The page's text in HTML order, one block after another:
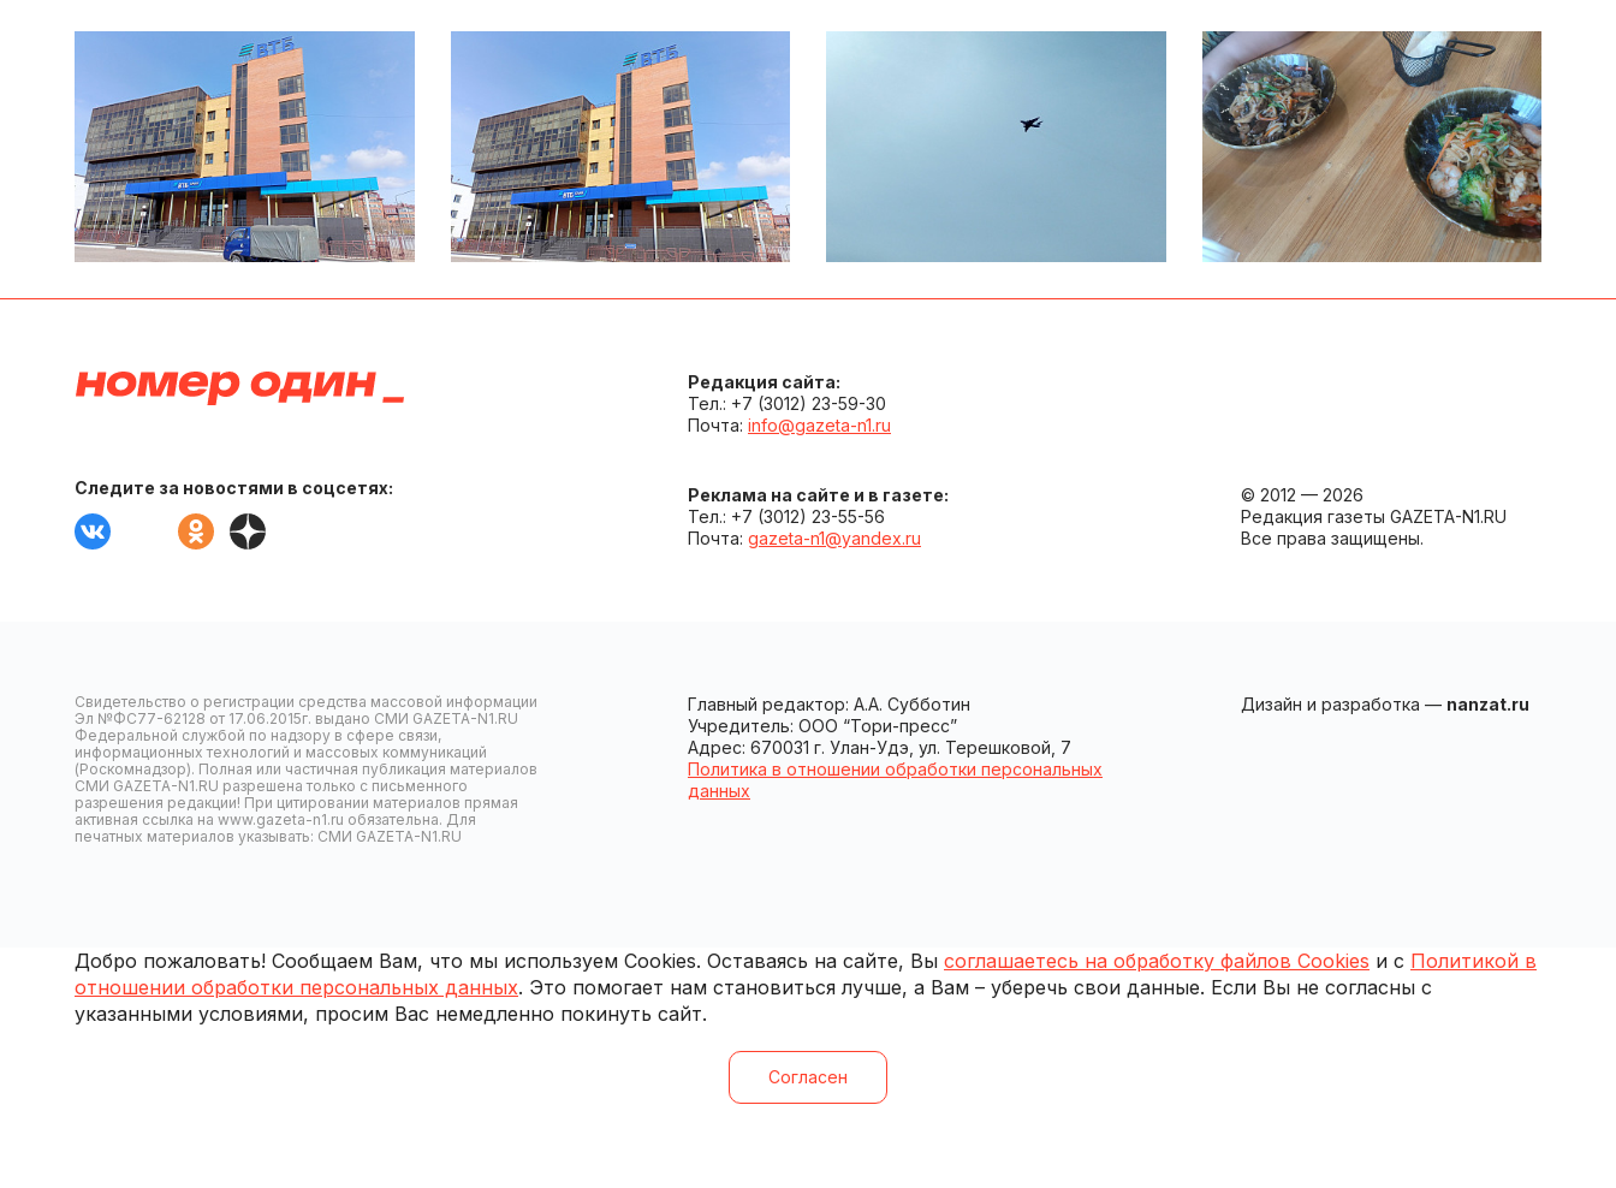
Следите за новостями в соцсетях:
Редакция сайта:
Тел.: +7 (3012) 23-59-30
Почта: info@gazeta-n1.ru
Реклама на сайте и в газете:
Тел.: +7 (3012) 23-55-56
Почта: gazeta-n1@yandex.ru
© 2012 — 2026
Редакция газеты GAZETA-N1.RU
Все права защищены.
Свидетельство о регистрации средства массовой информации
Эл №ФС77-62128 от 17.06.2015г. выдано СМИ GAZETA-N1.RU
Федеральной службой по надзору в сфере связи,
информационных технологий и массовых коммуникаций
(Роскомнадзор). Полная или частичная публикация материалов
СМИ GAZETA-N1.RU разрешена только с письменного
разрешения редакции! При цитировании материалов прямая
активная ссылка на www.gazeta-n1.ru обязательна. Для
печатных материалов указывать: СМИ GAZETA-N1.RU
Главный редактор: А.А. Субботин
Учредитель: ООО “Тори-пресс”
Адрес: 670031 г. Улан-Удэ, ул. Терешковой, 7
Политика в отношении обработки персональных
данных
Дизайн и разработка — nanzat.ru
Добро пожаловать! Сообщаем Вам, что мы используем Cookies. Оставаясь на сайте, Вы соглашаетесь на обработку файлов Cookies и с Политикой в
отношении обработки персональных данных. Это помогает нам становиться лучше, а Вам – уберечь свои данные. Если Вы не согласны с
указанными условиями, просим Вас немедленно покинуть сайт.
Согласен